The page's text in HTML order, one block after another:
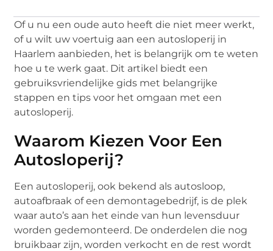
Of u nu een oude auto heeft die niet meer werkt,
of u wilt uw voertuig aan een autosloperij in
Haarlem aanbieden, het is belangrijk om te weten
hoe u te werk gaat. Dit artikel biedt een
gebruiksvriendelijke gids met belangrijke
stappen en tips voor het omgaan met een
autosloperij.
Waarom Kiezen Voor Een
Autosloperij?
Een autosloperij, ook bekend als autosloop,
autoafbraak of een demontagebedrijf, is de plek
waar auto’s aan het einde van hun levensduur
worden gedemonteerd. De onderdelen die nog
bruikbaar zijn, worden verkocht en de rest wordt